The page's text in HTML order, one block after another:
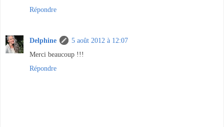
Répondre
Delphine
5 août 2012 à 12:07
Merci beaucoup !!!
Répondre